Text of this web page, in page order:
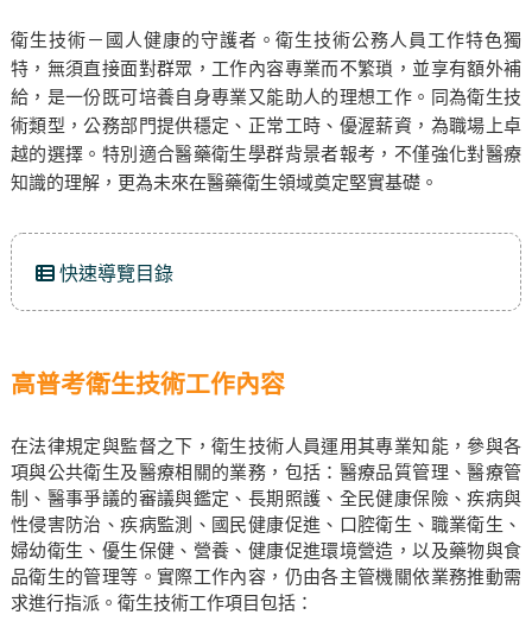
衛生技術－國人健康的守護者。衛生技術公務人員工作特色獨
特，無須直接面對群眾，工作內容專業而不繁瑣，並享有額外補
給，是一份既可培養自身專業又能助人的理想工作。同為衛生技
術類型，公務部門提供穩定、正常工時、優渥薪資，為職場上卓
越的選擇。特別適合醫藥衛生學群背景者報考，不僅強化對醫療
知識的理解，更為未來在醫藥衛生領域奠定堅實基礎。
快速導覽目錄
高普考衛生技術工作內容
在法律規定與監督之下，衛生技術人員運用其專業知能，參與各
項與公共衛生及醫療相關的業務，包括：醫療品質管理、醫療管
制、醫事爭議的審議與鑑定、長期照護、全民健康保險、疾病與
性侵害防治、疾病監測、國民健康促進、口腔衛生、職業衛生、
婦幼衛生、優生保健、營養、健康促進環境營造，以及藥物與食
品衛生的管理等。實際工作內容，仍由各主管機關依業務推動需
求進行指派。衛生技術工作項目包括：